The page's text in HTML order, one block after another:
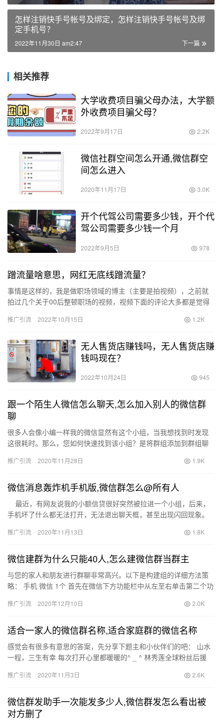
怎样注销快手号帐号及绑定，怎样注销快手号帐号及绑
定手机号？
下一篇
2022年11月30日 am2:47
相关推荐
大学收费项目骗父母办法，大学额
外收费项目骗父母？
2022年9月17日 2.2K
微信社群空间怎么开通,微信群空
间怎么进入
2020年11月17日 3.0K
开个代驾公司需要多少钱，开个代
驾公司需要多少钱一个月
2022年9月5日 978
蹭流量啥意思，网红无底线蹭流量？
事情是这样的，我是做职场领域的博主（主要是拍视频），之前就
拍过几个关于00后整顿职场的视频，视频下面的评论大多都是觉得
了这…
推广引流 2022年10月15日 1.2K
无人售货店赚钱吗，无人售货店赚
钱吗现在？
2022年10月24日 945
跟一个陌生人微信怎么聊天,怎么加入别人的微信群
聊
很多人会像小编一样我的微信显然有这个小组，当我想找到时发现
这很耗时。那么，您如何快速找到该小组？是将群组添加到群组聊
验。 …
推广引流 2020年11月28日 1.9K
微信消息轰炸机手机版,微信群怎么@所有人
最近，有网友说我的小额信贷很好突然被拉进一个小组，后来，
手机坏了什么都无法打开，无法退出聊天框，甚至出现闪回现象。
推广引流 2020年11月13日 1.8K
微信建群为什么只能40人,怎么建微信群当群主
与您的家人和朋友进行群聊非常高兴。以下是构建组的详细方法策
略： 手机 微信 1个 首先在微信下方功能栏中从左至右单击第二个功
推广引流 2020年12月10日 2.0K
适合一家人的微信群名称,适合家庭群的微信名称
感觉会有很多有意思的答案，先分享下题主和小伙伴们的吧： 山水
一程，三生有幸 每次打开心里都暖暖的^ _ ^ 林秀莲全球粉丝后援
推广引流 2020年11月3日 2.6K
微信群发助手一次能发多少人,微信群发怎么看出被
对方删了